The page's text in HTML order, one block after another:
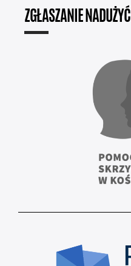
ZGŁASZANIE NADUŻYĆ